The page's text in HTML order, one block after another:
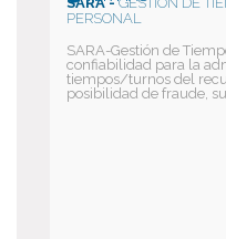
PERSONAL
SARA-Gestión de
confiabilidad para la
tiempos/turnos del
posibilidad de fraude,